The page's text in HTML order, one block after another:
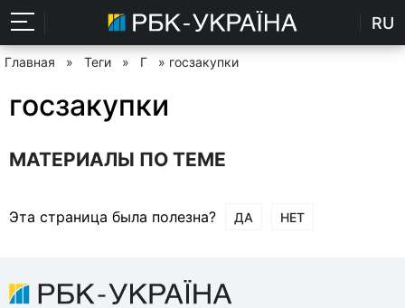
RU
Главная » Теги » Г » госзакупки
госзакупки
МАТЕРИАЛЫ ПО ТЕМЕ
Эта страница была полезна? ДА НЕТ